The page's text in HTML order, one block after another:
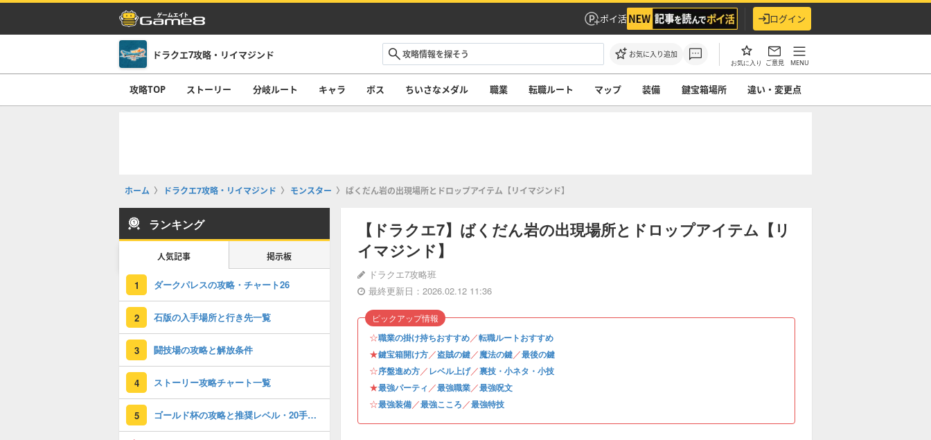
ポイ活 ログイン
ドラクエ7攻略・リイマジンド お気に入り追加
お気に入り ご意見 MENU
攻略TOP ストーリー 分岐ルート キャラ ボス ちいさなメダル 職業 転職ルート マップ 装備 鍵宝箱場所 違い・変更点
ホーム ドラクエ7攻略・リイマジンド モンスター ばくだん岩の出現場所とドロップアイテム【リイマジンド】
【ドラクエ7】ばくだん岩の出現場所とドロップアイテム【リ
イマジンド】
ドラクエ7攻略班
最終更新日：2026.02.12 11:36
☆職業の掛け持ちおすすめ／転職ルートおすすめ
★鍵宝箱開け方／盗賊の鍵／魔法の鍵／最後の鍵
☆序盤進め方／レベル上げ／裏技・小ネタ・小技
★最強パーティ ／最強職業／最強呪文
☆最強装備／最強こころ／最強特技
ピックアップ情報
ランキング
人気記事 掲示板
1 ダークパレスの攻略・チャート26
2 石版の入手場所と行き先一覧
3 闘技場の攻略と解放条件
4 ストーリー攻略チャート一覧
5 ゴールド杯の攻略と推奨レベル・20手以内クリア